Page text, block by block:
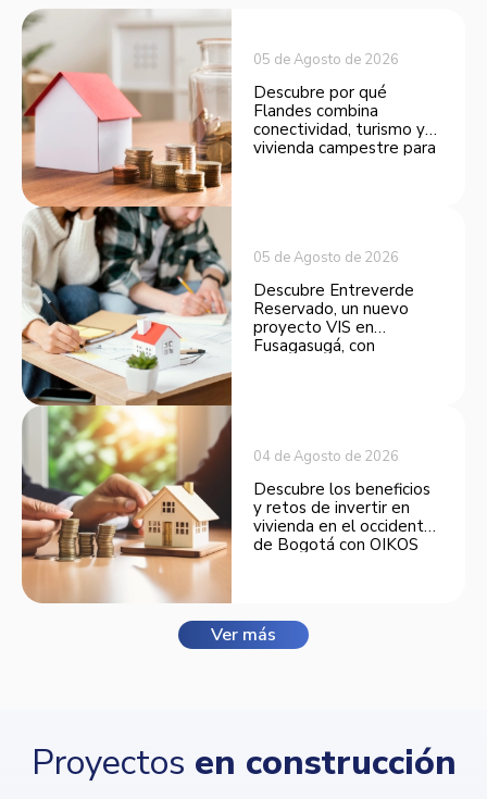
05 de Agosto de 2026
Descubre por qué
Flandes combina
conectividad, turismo y
vivienda campestre para
05 de Agosto de 2026
Descubre Entreverde
Reservado, un nuevo
proyecto VIS en
Fusagasugá, con
04 de Agosto de 2026
Descubre los beneficios
y retos de invertir en
vivienda en el occidente
de Bogotá con OIKOS
Ver más
Proyectos en construcción